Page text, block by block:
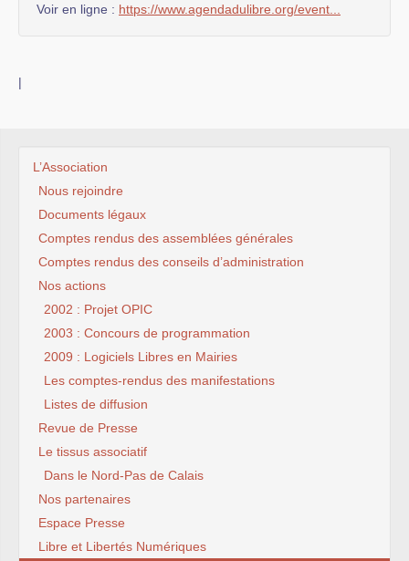
Voir en ligne : https://www.agendadulibre.org/event...
|
L’Association
Nous rejoindre
Documents légaux
Comptes rendus des assemblées générales
Comptes rendus des conseils d’administration
Nos actions
2002 : Projet OPIC
2003 : Concours de programmation
2009 : Logiciels Libres en Mairies
Les comptes-rendus des manifestations
Listes de diffusion
Revue de Presse
Le tissus associatif
Dans le Nord-Pas de Calais
Nos partenaires
Espace Presse
Libre et Libertés Numériques